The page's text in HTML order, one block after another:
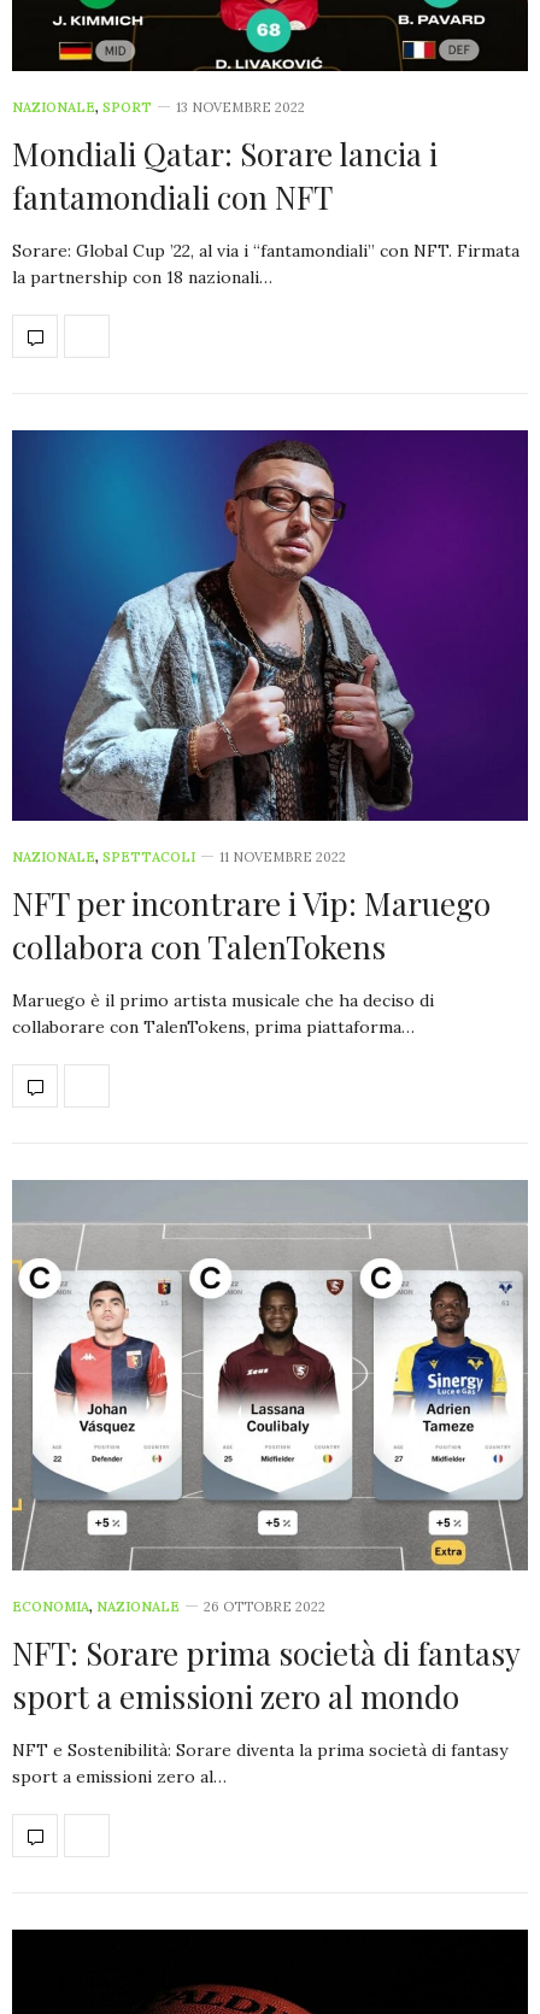
NAZIONALE, SPORT 13 NOVEMBRE 2022
Mondiali Qatar: Sorare lancia i
fantamondiali con NFT
Sorare: Global Cup ’22, al via i “fantamondiali” con NFT. Firmata
la partnership con 18 nazionali…
NAZIONALE, SPETTACOLI 11 NOVEMBRE 2022
NFT per incontrare i Vip: Maruego
collabora con TalenTokens
Maruego è il primo artista musicale che ha deciso di
collaborare con TalenTokens, prima piattaforma…
ECONOMIA, NAZIONALE 26 OTTOBRE 2022
NFT: Sorare prima società di fantasy
sport a emissioni zero al mondo
NFT e Sostenibilità: Sorare diventa la prima società di fantasy
sport a emissioni zero al…